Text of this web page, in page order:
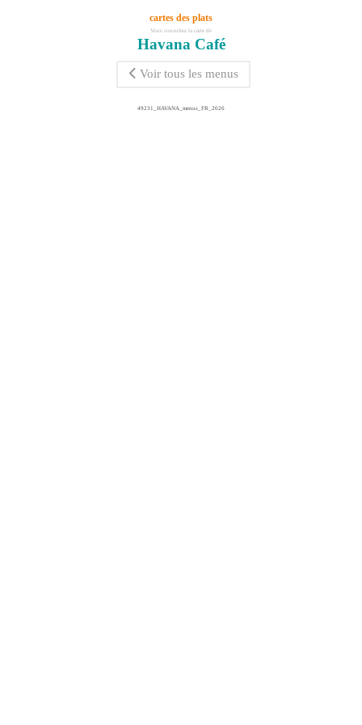
cartes des plats
Vous consultez la carte de
Havana Café
Voir tous les menus
49231_HAVANA_menus_FR_2026